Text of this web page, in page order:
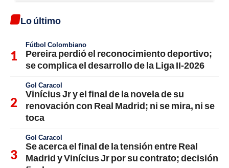
Lo último
Fútbol Colombiano
Pereira perdió el reconocimiento deportivo;
se complica el desarrollo de la Liga II-2026
Gol Caracol
Vinícius Jr y el final de la novela de su
renovación con Real Madrid; ni se mira, ni se
toca
Gol Caracol
Se acerca el final de la tensión entre Real
Madrid y Vinícius Jr por su contrato; decisión